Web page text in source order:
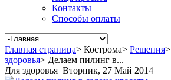
Контакты
Способы оплаты
Главная страница> Кострома> Решения>
здоровья> Делаем пилинг в...
Для здоровья Вторник, 27 Май 2014